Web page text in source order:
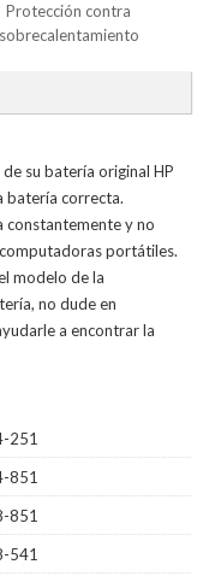
Protección contra
sobrecalentamiento
su batería original HP
batería correcta.
constantemente y no
portátiles.
modelo de la
no dude en
a encontrar la
251
851
851
541